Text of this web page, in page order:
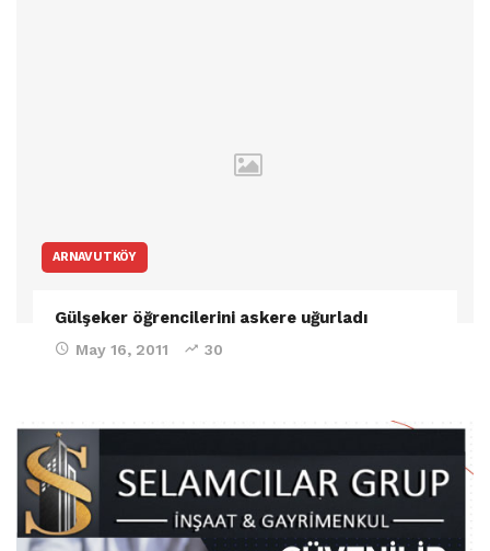
ARNAVUTKÖY
Gülşeker öğrencilerini askere uğurladı
May 16, 2011 30